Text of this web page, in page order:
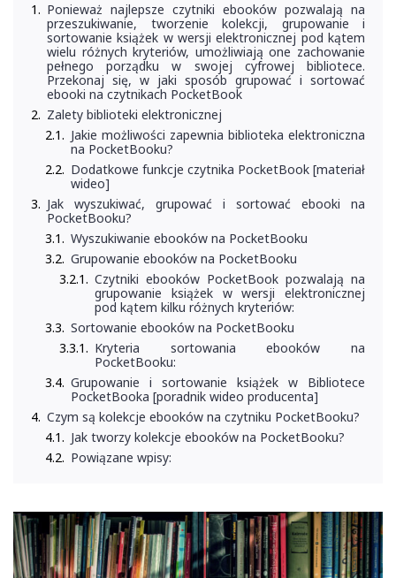
Ponieważ najlepsze czytniki ebooków pozwalają na
przeszukiwanie, tworzenie kolekcji, grupowanie i
sortowanie książek w wersji elektronicznej pod kątem
wielu różnych kryteriów, umożliwiają one zachowanie
pełnego porządku w swojej cyfrowej bibliotece.
Przekonaj się, w jaki sposób grupować i sortować
ebooki na czytnikach PocketBook
Zalety biblioteki elektronicznej
Jakie możliwości zapewnia biblioteka elektroniczna
na PocketBooku?
Dodatkowe funkcje czytnika PocketBook [materiał
wideo]
Jak wyszukiwać, grupować i sortować ebooki na
PocketBooku?
Wyszukiwanie ebooków na PocketBooku
Grupowanie ebooków na PocketBooku
Czytniki ebooków PocketBook pozwalają na
grupowanie książek w wersji elektronicznej
pod kątem kilku różnych kryteriów:
Sortowanie ebooków na PocketBooku
Kryteria sortowania ebooków na
PocketBooku:
Grupowanie i sortowanie książek w Bibliotece
PocketBooka [poradnik wideo producenta]
Czym są kolekcje ebooków na czytniku PocketBooku?
Jak tworzy kolekcje ebooków na PocketBooku?
Powiązane wpisy: